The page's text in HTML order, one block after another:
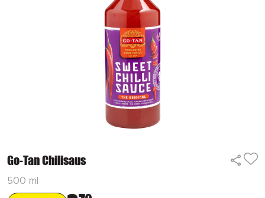
Go-Tan Chilisaus
500 ml